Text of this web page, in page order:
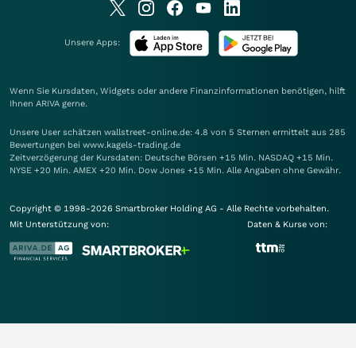
Unsere Apps:
Wenn Sie Kursdaten, Widgets oder andere Finanzinformationen benötigen, hilft
Ihnen ARIVA gerne.
Unsere User schätzen wallstreet-online.de: 4.8 von 5 Sternen ermittelt aus 285
Bewertungen bei www.kagels-trading.de
Zeitverzögerung der Kursdaten: Deutsche Börsen +15 Min. NASDAQ +15 Min.
NYSE +20 Min. AMEX +20 Min. Dow Jones +15 Min. Alle Angaben ohne Gewähr.
Copyright © 1998-2026 Smartbroker Holding AG - Alle Rechte vorbehalten.
Mit Unterstützung von:
Daten & Kurse von: